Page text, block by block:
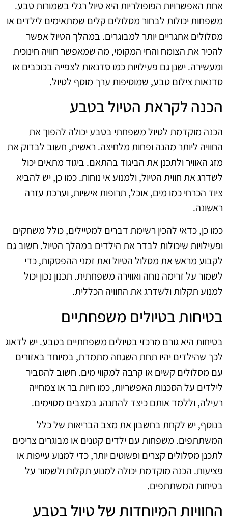
אחת האפשרויות הפופולריות היא טיול רגלי בשמורות טבע.
משפחות יכולות לבחור מסלולים קלים שמתאימים לילדים או
מסלולים אתגריים יותר למבוגרים. במהלך הטיול אפשר
להכיר את הצומח והחי המקומי, מה שמאפשר חוויה חינוכית
ומעשירה. ישנן גם פעילויות כמו סדנאות לצפייה בכוכבים או
סדנאות צילום טבע, שמוסיפות ערך מוסף לטיול.
הכנה לקראת הטיול בטבע
הכנה מוקדמת לטיול משפחתי בטבע יכולה להפוך את
החוויה ליותר מהנה ופחות מלחיצה. ראשית, חשוב לבדוק את
מזג האוויר ולתכנן את הביגוד בהתאם. ביגוד מתאים יכול
לשדרג את חווית הטיול, ולמנוע אי נוחות. כמו כן, יש להביא
ציוד הכרחי כמו מים, אוכל, תרופות אישיות, וערכת עזרה
ראשונה.
כמו כן, כדאי להכין רשימת דברים למטיילים, כולל משחקים
ופעילויות שיכולות לבדר את הילדים במהלך הטיול. חשוב גם
לקבוע מראש את מסלול הטיול ואת זמני ההפסקות, כדי
לשמור על זרימה נוחה ואווירה משפחתית. תכנון נכון יכול
למנוע תקלות ולשדרג את החוויה הכללית.
בטיחות בטיולים משפחתיים
בטיחות היא גורם מרכזי בטיולים משפחתיים בטבע. יש לדאוג
לכך שהילדים יהיו תחת השגחה מתמדת, במיוחד באזורים
עם מסלולים קשים או קרבה למקווי מים. חשוב להסביר
לילדים על הסכנות האפשריות, כמו חיות בר או צמחייה
רעילה, וללמד אותם כיצד להתנהג במצבים מסוימים.
בנוסף, יש לקחת בחשבון את מצב הבריאות של כלל
המשתתפים. משפחות עם ילדים קטנים או מבוגרים צריכים
לתכנן מסלולים קצרים ופשוטים יותר, כדי למנוע עייפות או
פציעות. הכנה מוקדמת יכולה למנוע תקלות ולשמור על
בטיחות המשתתפים.
החוויות המיוחדות של טיול בטבע